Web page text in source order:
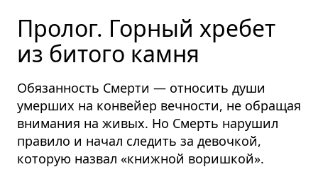
Пролог. Горный хребет
из битого камня
Обязанность Смерти — относить души
умерших на конвейер вечности, не обращая
внимания на живых. Но Смерть нарушил
правило и начал следить за девочкой,
которую назвал «книжной воришкой».